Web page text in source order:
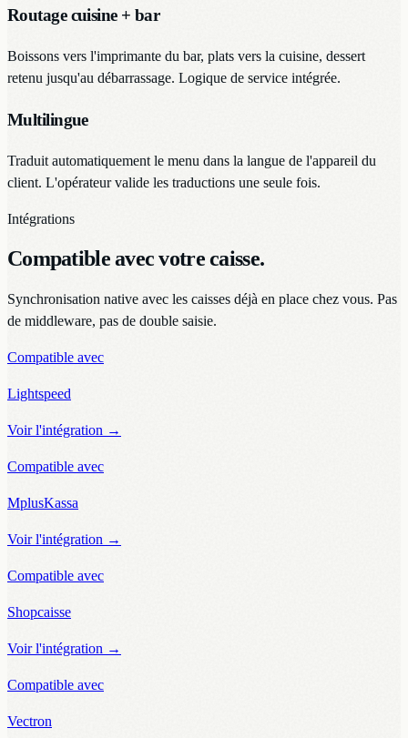
Routage cuisine + bar
Boissons vers l'imprimante du bar, plats vers la cuisine, dessert
retenu jusqu'au débarrassage. Logique de service intégrée.
Multilingue
Traduit automatiquement le menu dans la langue de l'appareil du
client. L'opérateur valide les traductions une seule fois.
Intégrations
Compatible avec votre caisse.
Synchronisation native avec les caisses déjà en place chez vous. Pas
de middleware, pas de double saisie.
Compatible avec
Lightspeed
Voir l'intégration →
Compatible avec
MplusKassa
Voir l'intégration →
Compatible avec
Shopcaisse
Voir l'intégration →
Compatible avec
Vectron